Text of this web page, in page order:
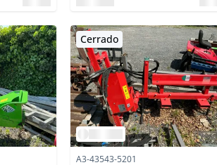
Cerrado
A3-43543-5201